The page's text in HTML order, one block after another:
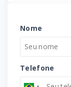
Nome
Telefone